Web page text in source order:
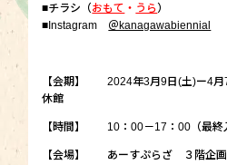
■チラシ（おもて ・ うら）
■Instagram ＠kanagawabiennial
【会期】 2024年3月9日(土)ー4
休館
【時間】 10：00－17：00（最終
【会場】 あーすぷらざ ３階企画